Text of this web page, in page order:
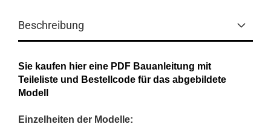
Beschreibung
Sie kaufen hier eine PDF Bauanleitung mit
Teileliste und Bestellcode für das abgebildete
Modell
Einzelheiten der Modelle: